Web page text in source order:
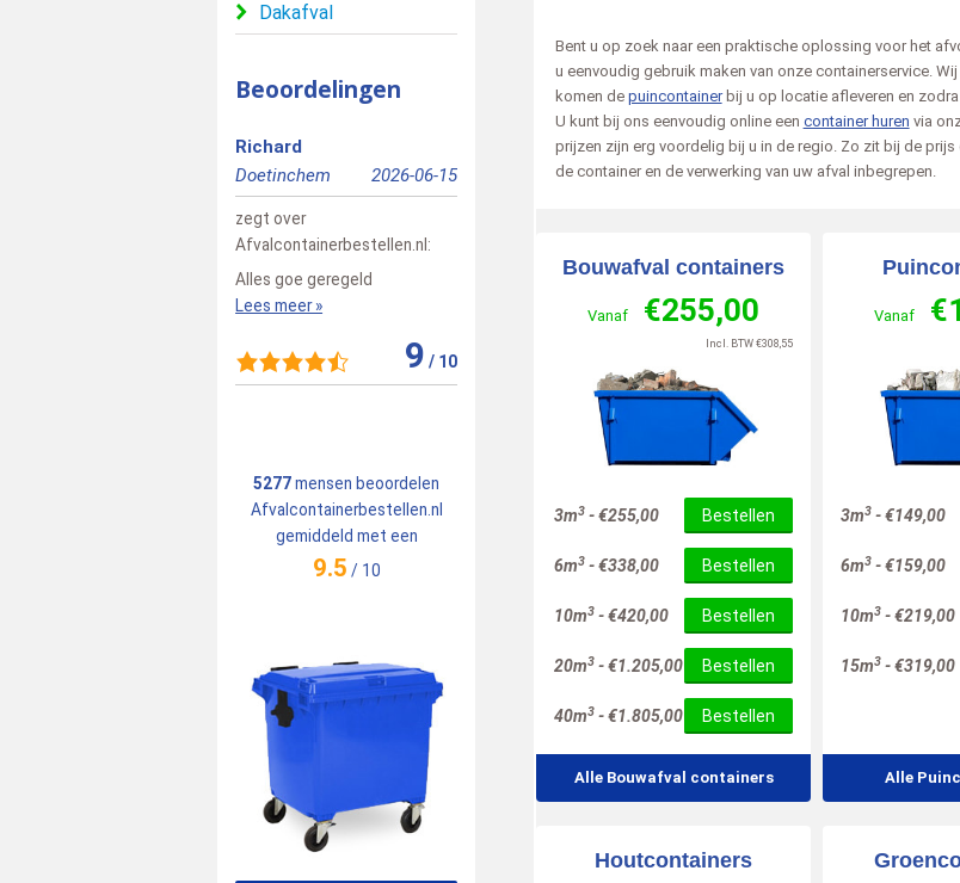
Bent u op zoek naar een praktische oplossing voor het
u eenvoudig gebruik maken van onze containerservice.
komen de puincontainerbij u op locatie afleveren en
U kunt bij ons eenvoudig online een container huren via
prijzen zijn erg voordelig bij u in de regio. Zo zit bij de
de container en de verwerking van uw afval inbegrepen.
Bouwafval containers
Vanaf €255,00
Incl. BTW€308,55
3m3 -€255,00 Bestellen
6m3 -€338,00 Bestellen
10m3 -€420,00 Bestellen
20m3 -€1.205,00 Bestellen
40m3 -€1.805,00 Bestellen
Alle Bouwafval containers
Vanaf €
3m3 -€149,00
6m3 -€159,00
10m3 -€219,00
15m3 -€319,00
Alle
Houtcontainers
Dakafval
Beoordelingen
Richard
Doetinchem
2026-06-15
zegt over
Afvalcontainerbestellen.nl :
Alles goe geregeld
Lees meer »
9 / 10
Annemarie van Rijn
2026-06-18
Echt een geweldig bedrijf! De
communicatie verloopt altijd
10
Nandy
ZWOLLE
2026-06-26
Ik heb in totaal 5 containers
nodig gehad Alle 5 zijn ze door
professioneel en vriendelijke
Lees meer »
10
alles is
op tijd
weer
Lees
5277mensen beoordelen
Afvalcontainerbestellen.nl
gemiddeld met een
9.5 / 10